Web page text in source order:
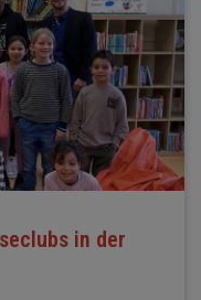
in der